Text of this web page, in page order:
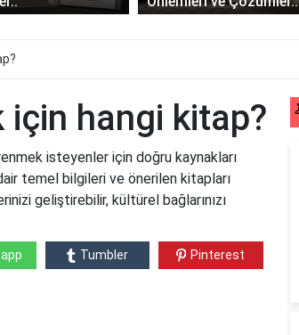
için hangi kitap?
isteyenler için doğru kaynakları
temel bilgileri ve önerilen kitapları
geliştirebilir, kültürel bağlarınızı
Tumbler Pinterest